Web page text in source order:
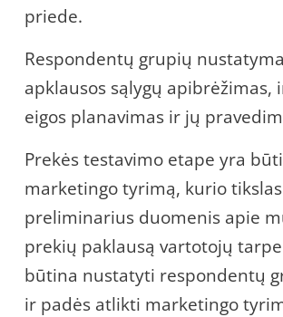
priede.
Respondentų grupių
apklausos sąlygų apibrėžimas,
eigos planavimas ir jų
Prekės testavimo etape yra
marketingo tyrimą, kurio
preliminarius duomenis apie
prekių paklausą vartotojų
būtina nustatyti respondentų
ir padės atlikti marketingo